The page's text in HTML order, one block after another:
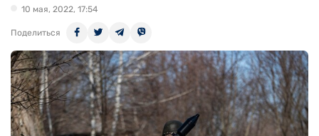
10 мая, 2022, 17:54
Поделиться